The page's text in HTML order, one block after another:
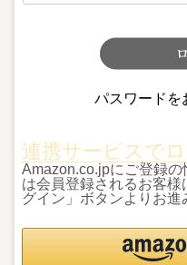
パスワードを
連携サービスで
Amazon.co.jpにご登録
は会員登録されるお客
グイン」ボタンよりお進